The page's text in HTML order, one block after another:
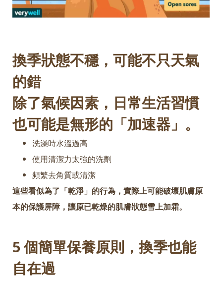
換季狀態不穩，可能不只天氣
的錯
除了氣候因素，日常生活習慣
也可能是無形的「加速器」。
洗澡時水溫過高
使用清潔力太強的洗劑
頻繁去角質或清潔
這些看似為了「乾淨」的行為，實際上可能破壞肌膚原
本的保護屏障，讓原已乾燥的肌膚狀態雪上加霜。
5 個簡單保養原則，換季也能
自在過